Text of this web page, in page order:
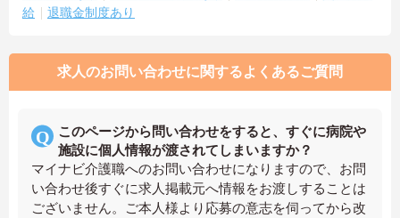
給
退職金制度あり
求人のお問い合わせに関するよくあるご質問
このページから問い合わせをすると、すぐに病院や
施設に個人情報が渡されてしまいますか？
マイナビ介護職へのお問い合わせになりますので、お問
い合わせ後すぐに求人掲載元へ情報をお渡しすることは
ございません。ご本人様より応募の意志を伺ってから改